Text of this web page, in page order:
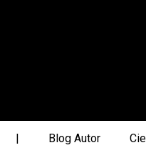
| Blog Autor